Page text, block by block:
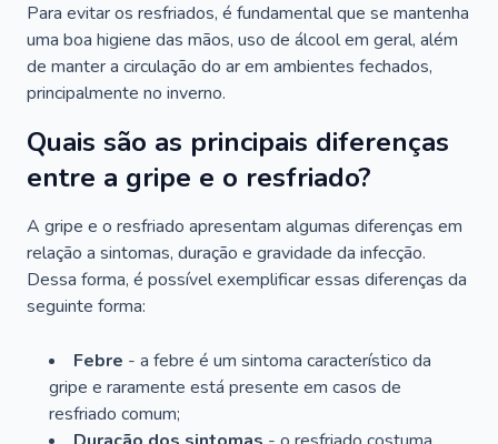
Para evitar os resfriados, é fundamental que se mantenha
uma boa higiene das mãos, uso de álcool em geral, além
de manter a circulação do ar em ambientes fechados,
principalmente no inverno.
Quais são as principais diferenças
entre a gripe e o resfriado?
A gripe e o resfriado apresentam algumas diferenças em
relação a sintomas, duração e gravidade da infecção.
Dessa forma, é possível exemplificar essas diferenças da
seguinte forma:
Febre - a febre é um sintoma característico da
gripe e raramente está presente em casos de
resfriado comum;